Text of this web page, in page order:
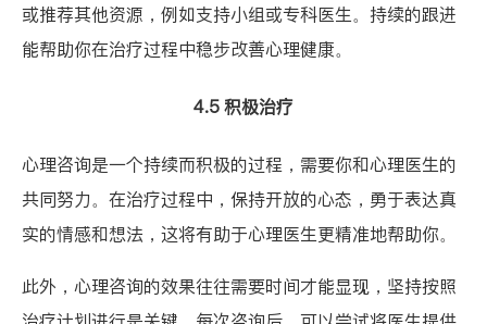
或推荐其他资源，例如支持小组或专科医生。持续的跟进
能帮助你在治疗过程中稳步改善心理健康。
4.5 积极治疗
心理咨询是一个持续而积极的过程，需要你和心理医生的
共同努力。在治疗过程中，保持开放的心态，勇于表达真
实的情感和想法，这将有助于心理医生更精准地帮助你。
此外，心理咨询的效果往往需要时间才能显现，坚持按照